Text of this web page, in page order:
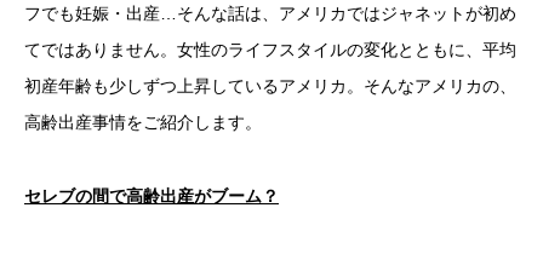
フでも妊娠・出産…そんな話は、アメリカではジャネットが初め
てではありません。女性のライフスタイルの変化とともに、平均
初産年齢も少しずつ上昇しているアメリカ。そんなアメリカの、
高齢出産事情をご紹介します。
セレブの間で高齢出産がブーム？